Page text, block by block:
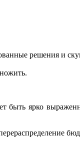
решения и
ярко